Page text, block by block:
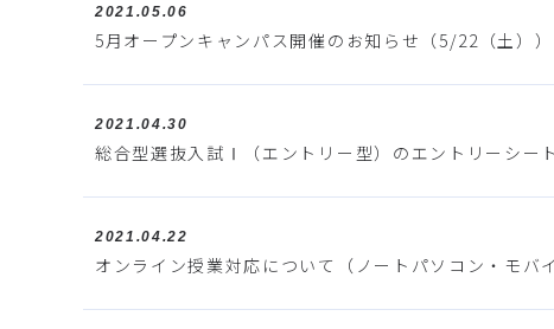
2021.05.06
5月オープンキャンパス開催のお知らせ（5/22（土））
2021.04.30
総合型選抜入試Ⅰ（エントリー型）のエントリーシー
2021.04.22
オンライン授業対応について（ノートパソコン・モバ